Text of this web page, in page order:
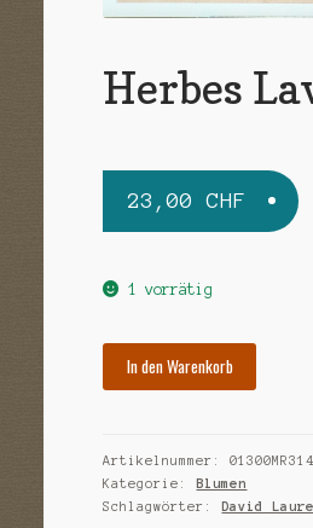
Sample Page
Widerrufsbelehrung
Zahlungsarten
Herbes
23,00CHF
1 vorrätig
In den Warenkorb
Artikelnummer:
Kategorie:Blumen
Schlagwörter:David